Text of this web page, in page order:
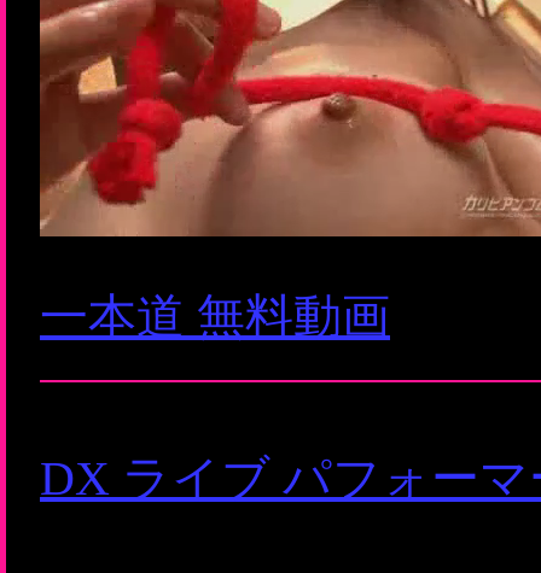
一本道 無料動画
DX ライブ パフォー